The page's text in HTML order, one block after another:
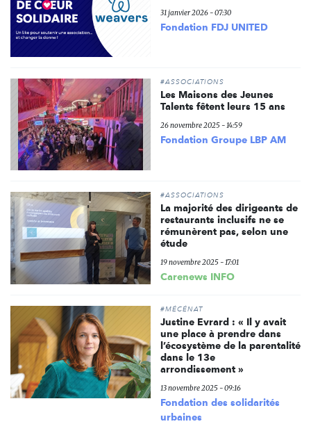
31 janvier 2026 - 07:30
Fondation FDJ UNITED
#ASSOCIATIONS
Les Maisons des Jeunes
Talents fêtent leurs 15 ans
26 novembre 2025 - 14:59
Fondation Groupe LBP AM
#ASSOCIATIONS
La majorité des dirigeants de
restaurants inclusifs ne se
rémunèrent pas, selon une
étude
19 novembre 2025 - 17:01
Carenews INFO
#MÉCÉNAT
Justine Evrard : « Il y avait
une place à prendre dans
l’écosystème de la parentalité
dans le 13e
arrondissement »
13 novembre 2025 - 09:16
Fondation des solidarités
urbaines